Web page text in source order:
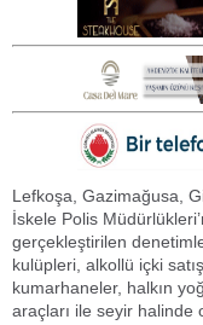
Lefkoşa, Gazimağusa,
İskele Polis
gerçekleştirilen
kulüpleri, alkollü içki
kumarhaneler, halkın
araçları ile seyir halinde